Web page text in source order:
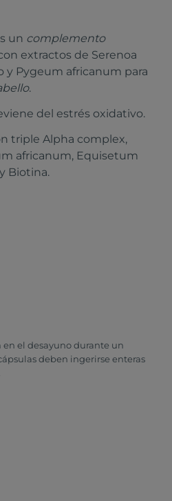
un complemento
extractos de Serenoa
y Pygeum africanum para
.
del estrés oxidativo.
triple Alpha complex,
africanum, Equisetum
Biotina.
el desayuno durante un
deben ingerirse enteras